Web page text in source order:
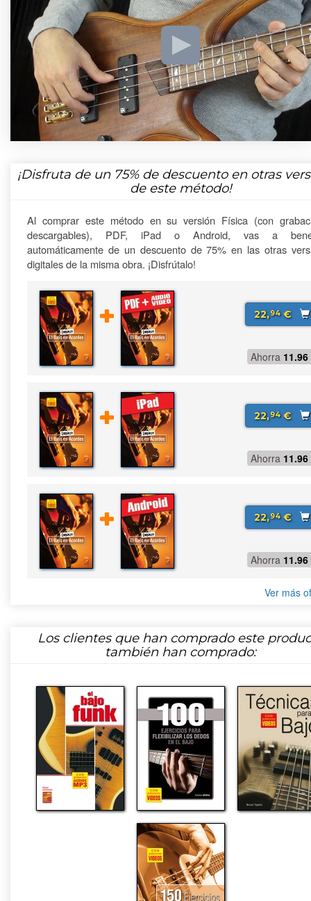
¡Disfruta de un 75%de descuento en otras
de este método!
Al comprar este método en su versión Física (con
descargables), PDF, iPad o Android, vas a
automáticamente de un descuento de 75% en las otras
digitales de la misma obra. ¡Disfrútalo!
22,94€
Ahorra 11.96
22,94€
Ahorra 11.96
22,94€
Ahorra 11.96
Ver más
Los clientes que han comprado este
también han comprado: